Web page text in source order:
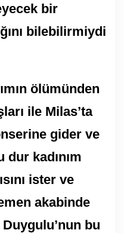
bir
bilebilirmiydi
ölümünden
ile Milas’ta
gider ve
kadınım
ister ve
akabinde
bu